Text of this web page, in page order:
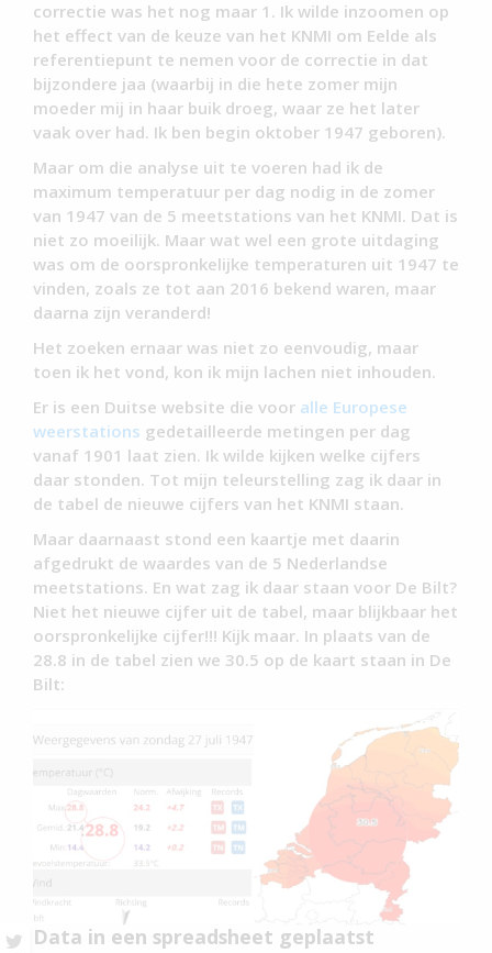
correctie was het nog maar 1. Ik wilde inzoomen op
het effect van de keuze van het KNMI om Eelde als
referentiepunt te nemen voor de correctie in dat
bijzondere jaa (waarbij in die hete zomer mijn
moeder mij in haar buik droeg, waar ze het later
vaak over had. Ik ben begin oktober 1947 geboren).
Maar om die analyse uit te voeren had ik de
maximum temperatuur per dag nodig in de zomer
van 1947 van de 5 meetstations van het KNMI. Dat is
niet zo moeilijk. Maar wat wel een grote uitdaging
was om de oorspronkelijke temperaturen uit 1947 te
vinden, zoals ze tot aan 2016 bekend waren, maar
daarna zijn veranderd!
Het zoeken ernaar was niet zo eenvoudig, maar
toen ik het vond, kon ik mijn lachen niet inhouden.
Er is een Duitse website die voor alle Europese
weerstations gedetailleerde metingen per dag
vanaf 1901 laat zien. Ik wilde kijken welke cijfers
daar stonden. Tot mijn teleurstelling zag ik daar in
de tabel de nieuwe cijfers van het KNMI staan.
Maar daarnaast stond een kaartje met daarin
afgedrukt de waardes van de 5 Nederlandse
meetstations. En wat zag ik daar staan voor De Bilt?
Niet het nieuwe cijfer uit de tabel, maar blijkbaar het
oorspronkelijke cijfer!!! Kijk maar. In plaats van de
28.8 in de tabel zien we 30.5 op de kaart staan in De
Bilt:
Data in een spreadsheet geplaatst